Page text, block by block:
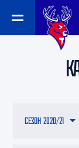
СЕЗОН 2020/21